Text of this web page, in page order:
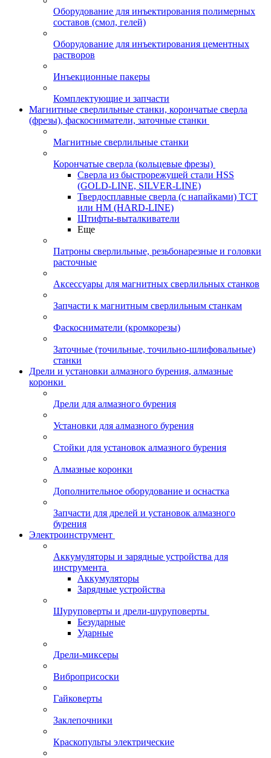
Оборудование для инъектирования полимерных
составов (смол, гелей)
Оборудование для инъектирования цементных
растворов
Инъекционные пакеры
Комплектующие и запчасти
Магнитные сверлильные станки, корончатые сверла
(фрезы), фаскосниматели, заточные станки
Магнитные сверлильные станки
Корончатые сверла (кольцевые фрезы)
Сверла из быстрорежущей стали HSS
(GOLD-LINE, SILVER-LINE)
Твердосплавные сверла (с напайками) ТСТ
или HM (HARD-LINE)
Штифты-выталкиватели
Еще
Патроны сверлильные, резьбонарезные и головки
расточные
Аксессуары для магнитных сверлильных станков
Запчасти к магнитным сверлильным станкам
Фаскосниматели (кромкорезы)
Заточные (точильные, точильно-шлифовальные)
станки
Дрели и установки алмазного бурения, алмазные
коронки
Дрели для алмазного бурения
Установки для алмазного бурения
Стойки для установок алмазного бурения
Алмазные коронки
Дополнительное оборудование и оснастка
Запчасти для дрелей и установок алмазного
бурения
Электроинструмент
Аккумуляторы и зарядные устройства для
инструмента
Аккумуляторы
Зарядные устройства
Шуруповерты и дрели-шуруповерты
Безударные
Ударные
Дрели-миксеры
Виброприсоски
Гайковерты
Заклепочники
Краскопульты электрические